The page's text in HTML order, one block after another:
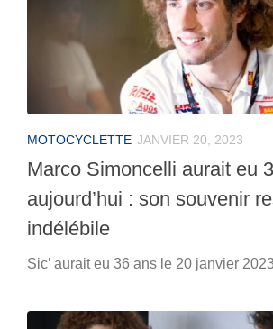
MOTOCYCLETTE JANVIER 20, 2023
Marco Simoncelli aurait eu
aujourd’hui : son souvenir
indélébile
Sic’ aurait eu 36 ans le 20 janvier